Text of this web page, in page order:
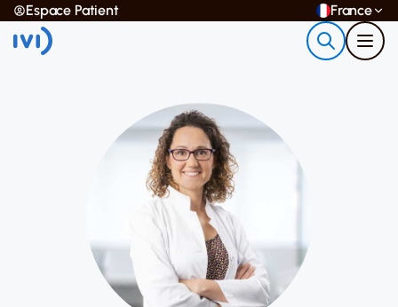
Espace Patient France